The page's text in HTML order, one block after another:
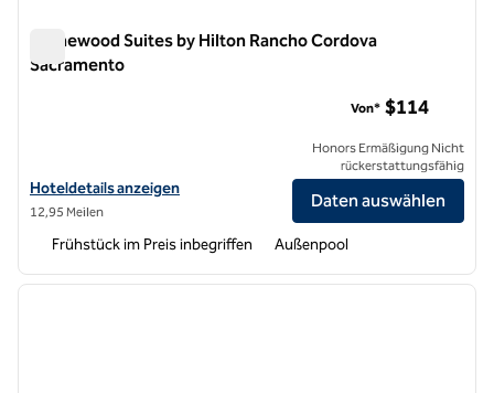
Homewood Suites by Hilton Rancho Cordova
Sacramento
Hoteldetails für Homewood Suites by Hilton Rancho Cordova
Hoteldetails anzeigen
12,95 Meilen
Von* $114
Honors Ermäßigung Nicht
rückerstattungsfähig
Daten auswählen
Frühstück im Preis inbegriffen Außenpool
1 von 12